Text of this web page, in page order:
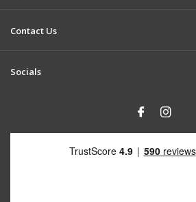
Contact Us
Socials